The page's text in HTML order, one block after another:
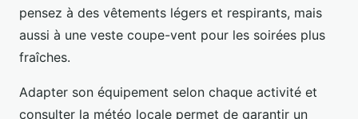
pensez à des vêtements légers et respirants, mais
aussi à une veste coupe-vent pour les soirées plus
fraîches.
Adapter son équipement selon chaque activité et
consulter la météo locale permet de garantir un